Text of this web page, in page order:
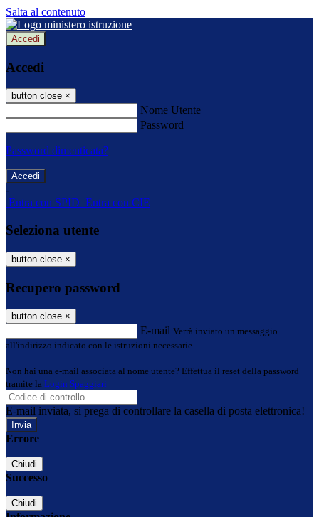
Salta al contenuto
Accedi
Accedi
button close ×
Nome Utente
Password
Password dimenticata?
-
Entra con SPID Entra con CIE
Seleziona utente
button close ×
Recupero password
button close ×
E-mail Verrà inviato un messaggio
all'indirizzo indicato con le istruzioni necessarie.
Non hai una e-mail associata al nome utente? Effettua il reset della password
tramite la Login Spaggiari
E-mail inviata, si prega di controllare la casella di posta elettronica!
Errore
Chiudi
Successo
Chiudi